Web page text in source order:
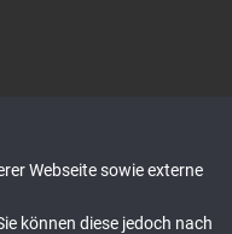
Webseite sowie externe
können diese jedoch nach